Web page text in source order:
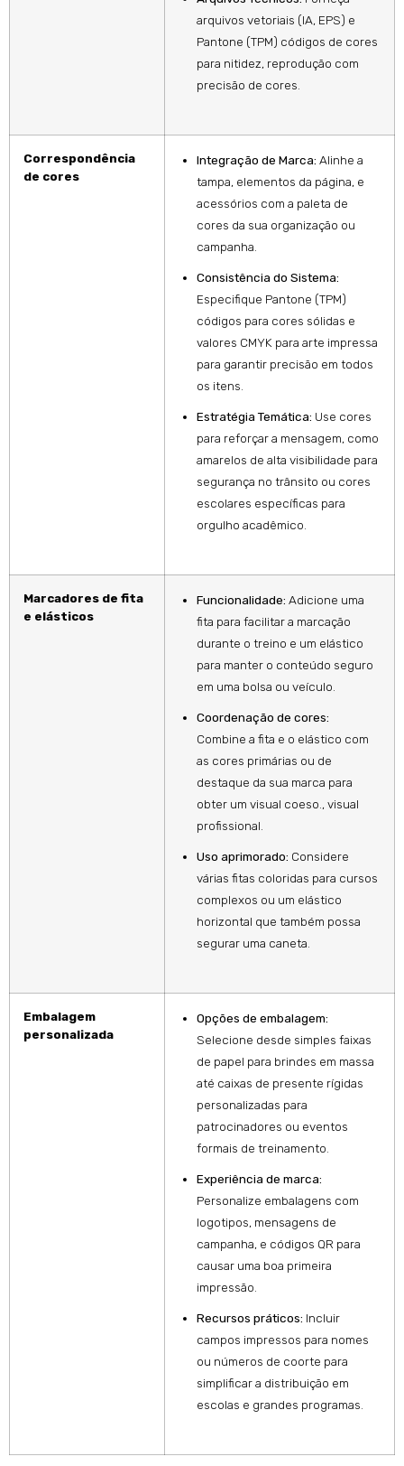
arquivos vetoriais (IA, EPS) e
Pantone (TPM) códigos de cores
para nitidez, reprodução com
precisão de cores.
Correspondência
de cores
Integração de Marca: Alinhe a
tampa, elementos da página, e
acessórios com a paleta de
cores da sua organização ou
campanha.
Consistência do Sistema:
Especifique Pantone (TPM)
códigos para cores sólidas e
valores CMYK para arte impressa
para garantir precisão em todos
os itens.
Estratégia Temática: Use cores
para reforçar a mensagem, como
amarelos de alta visibilidade para
segurança no trânsito ou cores
escolares específicas para
orgulho acadêmico.
Marcadores de fita
e elásticos
Funcionalidade: Adicione uma
fita para facilitar a marcação
durante o treino e um elástico
para manter o conteúdo seguro
em uma bolsa ou veículo.
Coordenação de cores:
Combine a fita e o elástico com
as cores primárias ou de
destaque da sua marca para
obter um visual coeso., visual
profissional.
Uso aprimorado: Considere
várias fitas coloridas para cursos
complexos ou um elástico
horizontal que também possa
segurar uma caneta.
Embalagem
personalizada
Opções de embalagem:
Selecione desde simples faixas
de papel para brindes em massa
até caixas de presente rígidas
personalizadas para
patrocinadores ou eventos
formais de treinamento.
Experiência de marca:
Personalize embalagens com
logotipos, mensagens de
campanha, e códigos QR para
causar uma boa primeira
impressão.
Recursos práticos: Incluir
campos impressos para nomes
ou números de coorte para
simplificar a distribuição em
escolas e grandes programas.